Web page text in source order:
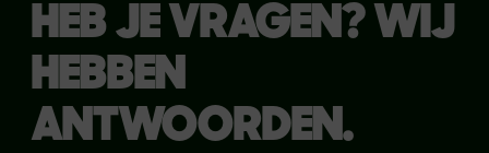
HEB JE VRAGEN? WIJ
HEBBEN
ANTWOORDEN.